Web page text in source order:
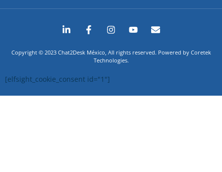
Copyright © 2023 Chat2Desk México, All rights reserved. Powered by Coretek
Technologies.
[elfsight_cookie_consent id="1"]